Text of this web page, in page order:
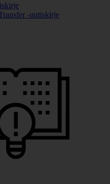
-uutiskirje